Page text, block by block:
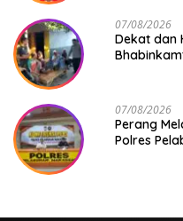
07/08/2026
Dekat dan
07/08/2026
Perang
Polres